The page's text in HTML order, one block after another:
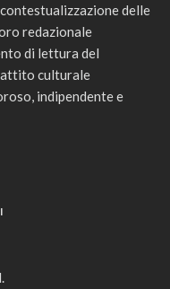
delle
redazionale
di lettura del
culturale
indipendente e